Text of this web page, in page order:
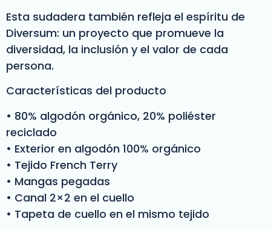
Esta sudadera también refleja el espíritu de
Diversum: un proyecto que promueve la
diversidad, la inclusión y el valor de cada
persona.
Características del producto
• 80% algodón orgánico, 20% poliéster
reciclado
• Exterior en algodón 100% orgánico
• Tejido French Terry
• Mangas pegadas
• Canal 2×2 en el cuello
• Tapeta de cuello en el mismo tejido